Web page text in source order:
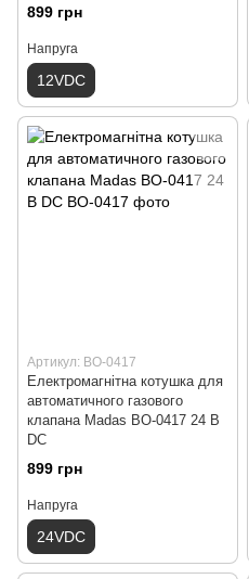
899 грн
Напруга
12VDC
Артикул: ВО-0417
Електромагнітна котушка для
автоматичного газового
клапана Madas ВО-0417 24 В
DС
899 грн
Напруга
24VDC